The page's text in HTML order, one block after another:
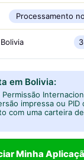
Processamento
Bolivia
em Bolivia:
Permissão
impressa ou PID
com uma carteira
Minha